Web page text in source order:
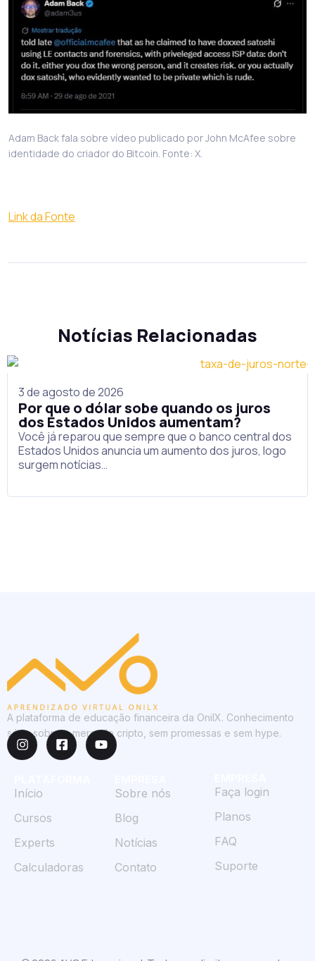
Adam Back fala sobre vídeo publicado por John McAfee sobre
identidade do criador do Bitcoin. Fonte: X.
Link da Fonte
Notícias Relacionadas
3 de agosto de 2026
Por que o dólar sobe quando os juros
dos Estados Unidos aumentam?
Você já reparou que sempre que o banco central dos
Estados Unidos anuncia um aumento dos juros, logo
surgem notícias…
A plataforma de educação financeira da OnilX. Conhecimento
sério sobre o mercado cripto, sem promessas e sem hype.
Início
Cursos
Experts
Calculadoras
Sobre nós
Blog
Notícias
Contato
Faça login
Planos
FAQ
Suporte